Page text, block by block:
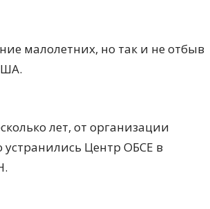
малолетних, но так и не отбыв
лет, от организации
Центр ОБСЕ в